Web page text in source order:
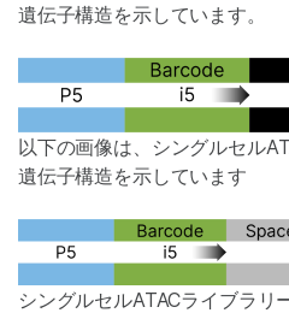
遺伝子構造を示しています。
以下の画像は、シングルセル
遺伝子構造を示しています
シングルセルATACライブラリ